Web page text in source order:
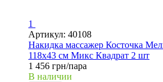
1
Артикул: 40108
Накидка массажер Косточка
118х43 см Микс Квадрат 2 шт
1 456 грн/пара
В наличии